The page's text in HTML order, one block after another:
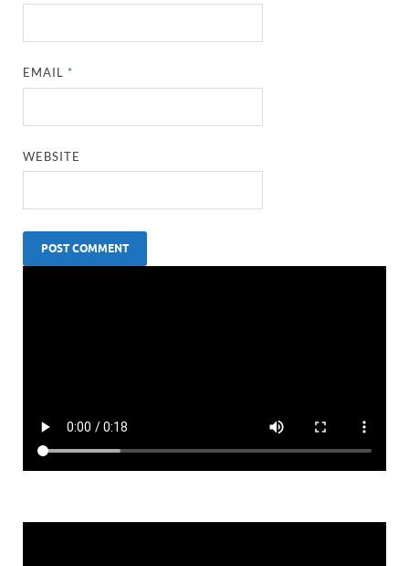
EMAIL*
WEBSITE